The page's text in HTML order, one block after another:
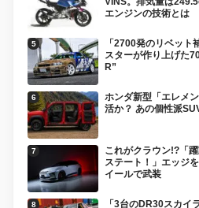
エンジンの技術とは
「2700発のリベット
スターが作り上げた
R”
ホンダ新型「エレメ
活か？ あの個性派
これがクラウン!?「
ステート！」エッジ
イールで武装
「3台のDR30スカイ